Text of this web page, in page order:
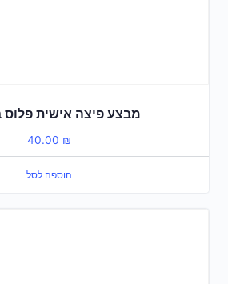
מבצע פיצה אישית פלוס
40.00 ₪
הוספה לסל